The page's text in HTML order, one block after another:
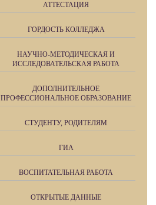
АТТЕСТАЦИЯ
ГОРДОСТЬ КОЛЛЕДЖА
НАУЧНО-МЕТОДИЧЕСКАЯ И
ИССЛЕДОВАТЕЛЬСКАЯ РАБОТА
ДОПОЛНИТЕЛЬНОЕ
ПРОФЕССИОНАЛЬНОЕ ОБРАЗОВАНИЕ
СТУДЕНТУ, РОДИТЕЛЯМ
ГИА
ВОСПИТАТЕЛЬНАЯ РАБОТА
ОТКРЫТЫЕ ДАННЫЕ